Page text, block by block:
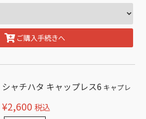
ご購入手続きへ
シャチハタ キャップレス6 キャプレ
¥2,600 税込